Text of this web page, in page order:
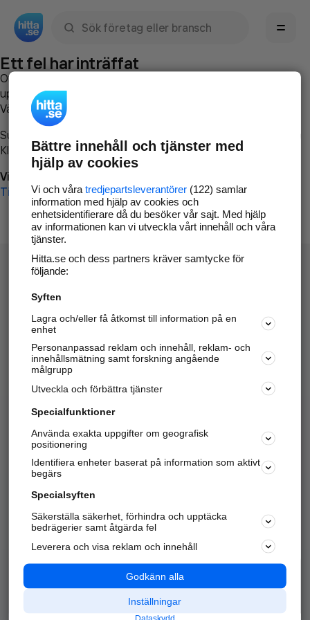
Ett fel har inträffat
Om du vill kan du
uppstod så att vi lättare och snabbare kan avhjälpa det.
Vänligen försök med följande:
Surfa till
Klicka påTillbaka-knappen i webbläsaren och försök igen
Vi beklagar besväret!
Till startsidan
Hitta.se - Gratis nummerupplysning.
Sök företag, personer och platser.
Hitta telefonnummer, adresser, företagsinfo mm.
Marknadsför företaget
Kom igång och annonsera mot
samarbetspartners nära dig.
Alla kategorier
Populära sökningar
API & Kartor
Annonsera
Integritet
Nödnummer
Bättre innehåll och tjänster med
hjälp av cookies
Vi och våra tredjepartsleverantörer(122) samlar
information med hjälp av cookies och
enhetsidentifierare då du besöker vår sajt. Med hjälp
av informationen kan vi utveckla vårt innehåll och våra
tjänster.
Hitta.se och dess partners kräver samtycke för
följande:
Syften
Lagra och/eller få åtkomst till information på en
enhet
Personanpassad reklam och innehåll, reklam- och
innehållsmätning samt forskning angående
målgrupp
Utveckla och förbättra tjänster
Specialfunktioner
Använda exakta uppgifter om geografisk
positionering
Identifiera enheter baserat på information som aktivt
begärs
Specialsyften
Säkerställa säkerhet, förhindra och upptäcka
bedrägerier samt åtgärda fel
Leverera och visa reklam och innehåll
Godkänn alla
Inställningar
Dataskydd